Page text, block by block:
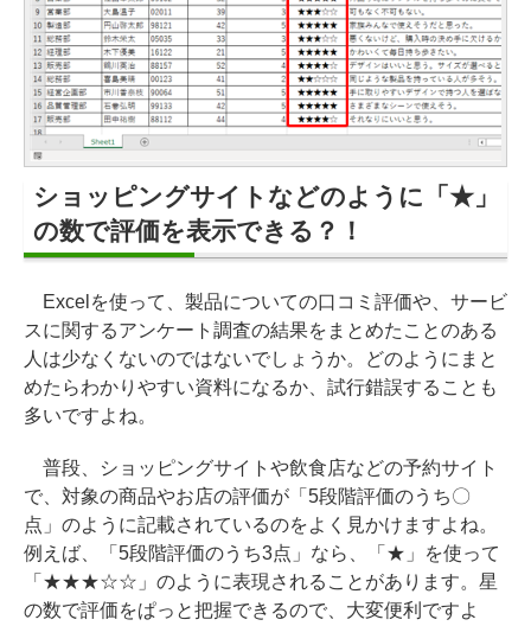
ショッピングサイトなどのように「★」
の数で評価を表示できる？！
Excelを使って、製品についての口コミ評価や、サービ
スに関するアンケート調査の結果をまとめたことのある
人は少なくないのではないでしょうか。どのようにまと
めたらわかりやすい資料になるか、試行錯誤することも
多いですよね。
普段、ショッピングサイトや飲食店などの予約サイト
で、対象の商品やお店の評価が「5段階評価のうち〇
点」のように記載されているのをよく見かけますよね。
例えば、「5段階評価のうち3点」なら、「★」を使って
「★★★☆☆」のように表現されることがあります。星
の数で評価をぱっと把握できるので、大変便利ですよ